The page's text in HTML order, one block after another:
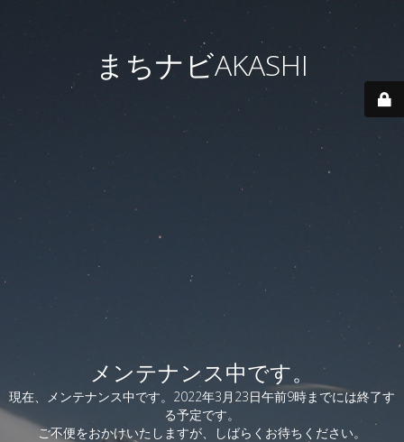
まちナビAKASHI
メンテナンス中です。
現在、メンテナンス中です。2022年3月23日午前9時までには終了す
る予定です。
ご不便をおかけいたしますが、しばらくお待ちください。